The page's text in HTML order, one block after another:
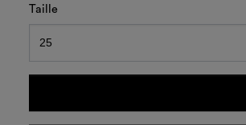
Taille